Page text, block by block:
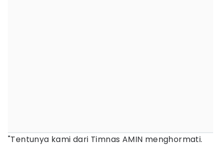
"Tentunya kami dari Timnas AMIN menghormati.